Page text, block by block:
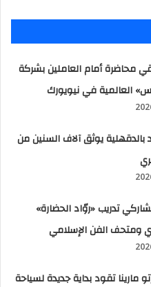
محاضرة أمام العاملين بشركة
العالمية في نيويورك
يوثق آلاف السنين من
تدريب «روّاد الحضارة»
ومتحف الفن الإسلامي
مارينا تقود بداية جديدة لسياحة